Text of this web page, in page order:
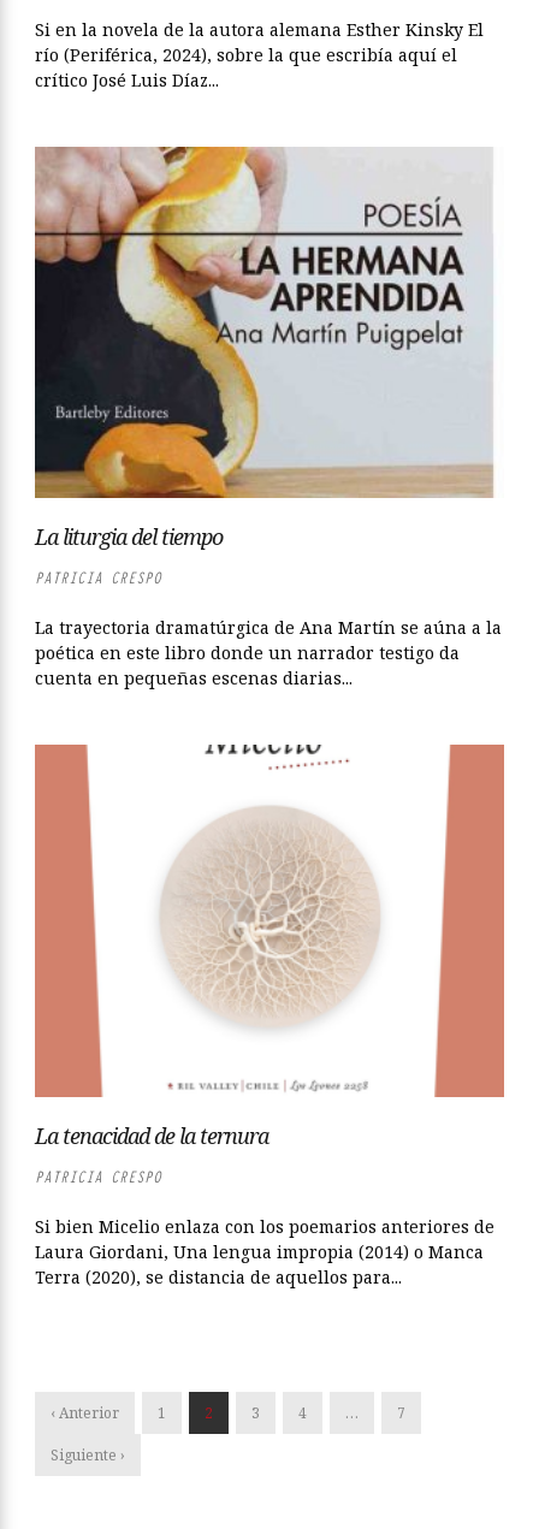
Si en la novela de la autora alemana Esther Kinsky El
río (Periférica, 2024), sobre la que escribía aquí el
crítico José Luis Díaz...
La liturgia del tiempo
PATRICIA CRESPO
La trayectoria dramatúrgica de Ana Martín se aúna a la
poética en este libro donde un narrador testigo da
cuenta en pequeñas escenas diarias...
La tenacidad de la ternura
PATRICIA CRESPO
Si bien Micelio enlaza con los poemarios anteriores de
Laura Giordani, Una lengua impropia (2014) o Manca
Terra (2020), se distancia de aquellos para...
‹ Anterior 1 2 3 4 … 7
Siguiente ›